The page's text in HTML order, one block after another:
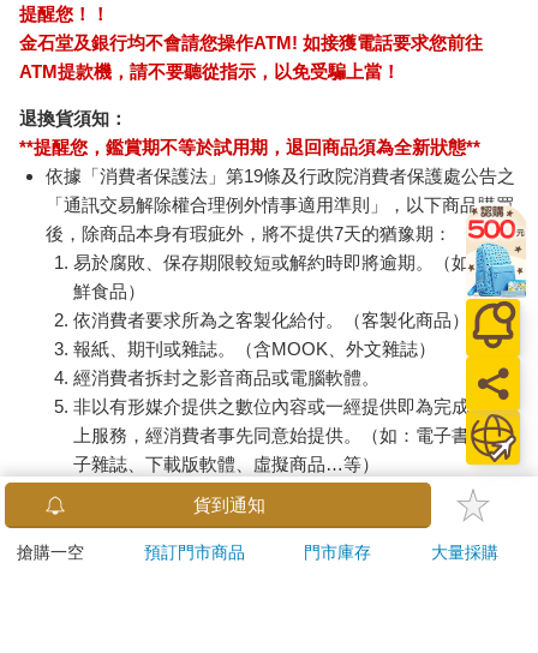
提醒您！！
金石堂及銀行均不會請您操作ATM! 如接獲電話要求您前往
ATM提款機，請不要聽從指示，以免受騙上當！
退換貨須知：
**提醒您，鑑賞期不等於試用期，退回商品須為全新狀態**
依據「消費者保護法」第19條及行政院消費者保護處公告之
「通訊交易解除權合理例外情事適用準則」，以下商品購買
後，除商品本身有瑕疵外，將不提供7天的猶豫期：
易於腐敗、保存期限較短或解約時即將逾期。（如：生
鮮食品）
依消費者要求所為之客製化給付。（客製化商品）
報紙、期刊或雜誌。（含MOOK、外文雜誌）
經消費者拆封之影音商品或電腦軟體。
非以有形媒介提供之數位內容或一經提供即為完成之線
上服務，經消費者事先同意始提供。（如：電子書、電
子雜誌、下載版軟體、虛擬商品…等）
已拆封之個人衛生用品。（如：內衣褲、刮鬍刀、除毛
若非上列種類商品，均享有到貨7天的猶豫期（含例假
貨到通知
搶購一空 預訂門市商品 門市庫存 大量採購